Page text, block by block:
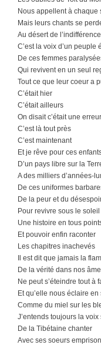
Nous appellent à chaque
Mais leurs chants se
Au désert de l’indifférence
C’est la voix d’un peuple
De ces femmes
Qui revivent en un seul
Tout ce que leur coeur a
C’était hier
C’était ailleurs
On disait c’était une erreur
C’est là tout près
C’est maintenant
Et je rêve pour ces
D’un pays libre sur la
A des milliers d’années-
De ces uniformes
De la peur et du
Pour revivre sous le soleil
Une histoire en tous
Et pouvoir enfin raconter
Les chapitres inachevés
Il est dit que jamais la
De la vérité dans nos
Ne peut s’éteindre tout à
Et qu’elle nous éclaire en
Comme du miel sur les
J’entends toujours la voix
De la Tibétaine chanter
Avec ses soeurs